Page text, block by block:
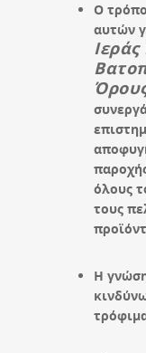
Ο
αυτών
όλους
τους
Η